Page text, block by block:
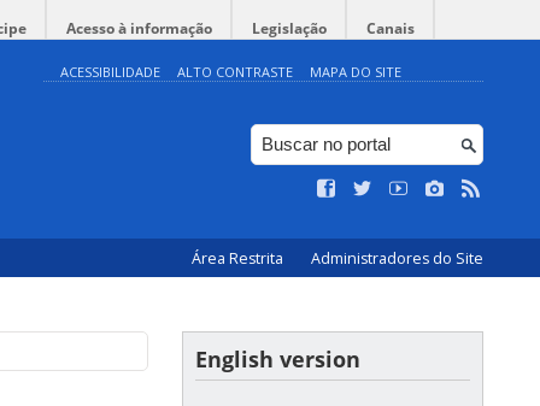
Acesso à informação Legislação Canais
ACESSIBILIDADE ALTO CONTRASTE MAPA DO SITE
Área Restrita Administradores do Site
English version